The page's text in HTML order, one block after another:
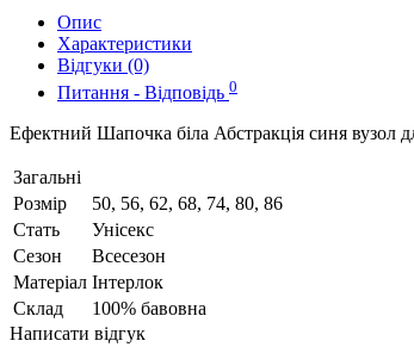
Опис
Характеристики
Відгуки (0)
Питання - Відповідь 0
Ефектний Шапочка біла Абстракція синя вузол
Загальні
Розмір
50, 56, 62, 68, 74, 80, 86
Стать
Унісекс
Сезон
Всесезон
Матеріал Інтерлок
Склад
100% бавовна
Написати відгук